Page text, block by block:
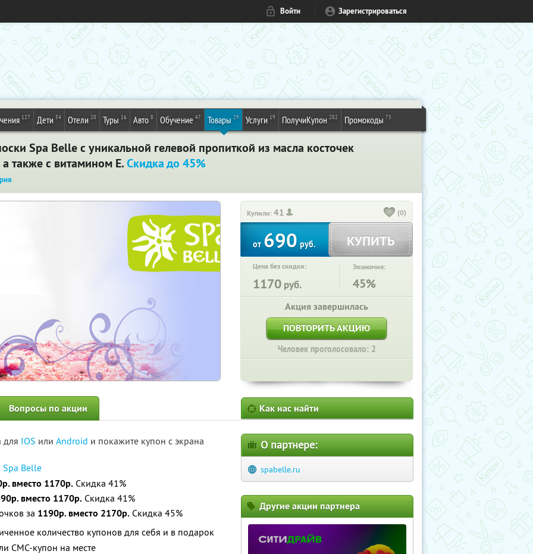
Войти Зарегистрироваться
127 Дети 54 Отели 20 Туры 16 Авто 8 Обучение 47 Товары 29 Услуги 19 ПолучиКупон 202 Промокоды 73
Spa Belle с уникальной гелевой пропиткой из масла косточек
также с витамином Е.Скидка до 45%
Купили:41 (0)
от690руб. КУПИТЬ
Цена без скидки:
1170 руб.
Экономия:
45%
Акция завершилась
ПОВТОРИТЬ АКЦИЮ
Человек проголосовало: 2
Вопросы по акции
для IOS или Android и покажите купон с экрана
Spa Belle
вместо 1170р. Скидка 41%
вместо 1170р. Скидка 41%
за 1190р. вместо 2170р. Скидка 45%
количество купонов для себя и в подарок
СМС-купон на месте
Как нас найти
О партнере:
spabelle.ru
Другие акции партнера